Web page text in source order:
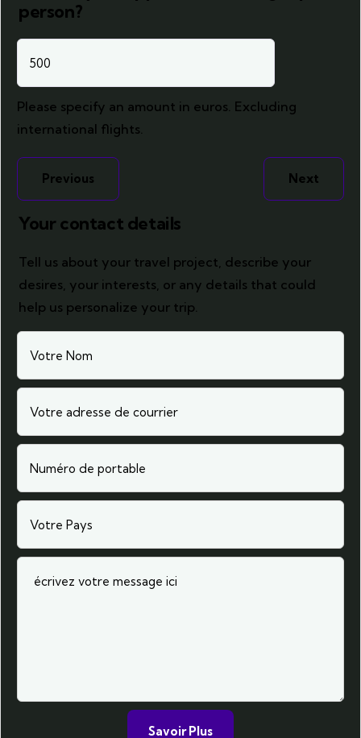
person?
Please specify an amount in euros. Excluding
international flights.
Previous Next
Your contact details
Tell us about your travel project, describe your
desires, your interests, or any details that could
help us personalize your trip.